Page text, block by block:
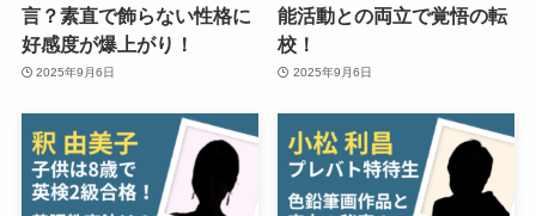
言？素直で飾らない性格に
好感度が爆上がり！
2025年9月6日
能活動との両立で覚悟の転
校！
2025年9月6日